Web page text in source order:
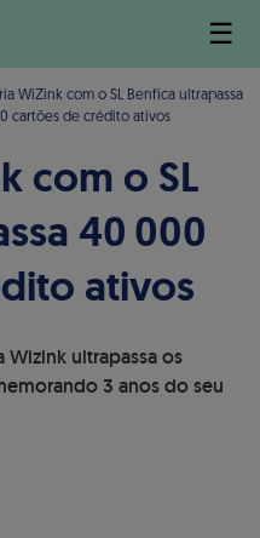
☰
WiZink com o SL Benfica ultrapassa
cartões de crédito ativos
com o SL
40 000
ativos
ultrapassa os
3 anos do seu